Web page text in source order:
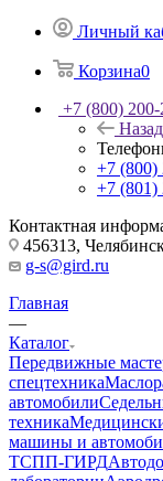
Личный
Корзина0
+7 (800)
Назад
+7 (800)
+7 (801)
Контактная
456313,
g-s@gird.ru
Главная
—
Каталог
Передвижные
спецтехника
автомобили
техника
машины и
ТСПП-ГИРД